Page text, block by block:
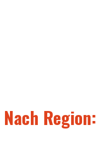
Nach Region: